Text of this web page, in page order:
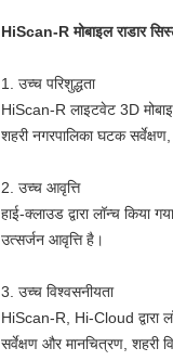
HiScan-R मोबाइल राडार
1. उच्च परिशुद्धता
HiScan-R लाइटवेट 3D
शहरी नगरपालिका घटक
2. उच्च आवृत्ति
हाई-क्लाउड द्वारा लॉन्च
उत्सर्जन आवृत्ति है।
3. उच्च विश्वसनीयता
HiScan-R, Hi-Cloud द्वारा
सर्वेक्षण और मानचित्रण, शहरी